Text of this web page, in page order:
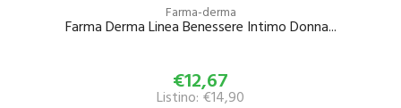
Farma-derma
Farma Derma Linea Benessere Intimo Donna...
€12,67
Listino: €14,90